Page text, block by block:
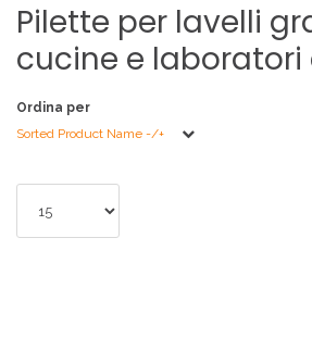
Pilette per lavelli
cucine e laboratori
Ordina per
Sorted Product Name -/+